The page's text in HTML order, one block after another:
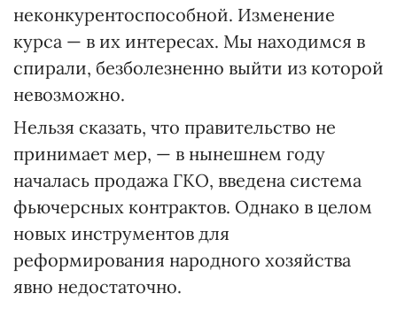
неконкурентоспособной. Изменение
курса — в их интересах. Мы находимся в
спирали, безболезненно выйти из которой
невозможно.
Нельзя сказать, что правительство не
принимает мер, — в нынешнем году
началась продажа ГКО, введена система
фьючерсных контрактов. Однако в целом
новых инструментов для
реформирования народного хозяйства
явно недостаточно.